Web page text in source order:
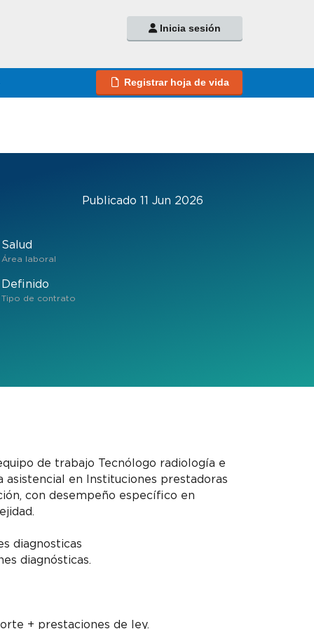
Inicia sesión
Registrar hoja de vida
Publicado 11 Jun 2026
Salud
Área laboral
Definido
Tipo de contrato
de trabajo Tecnólogo radiología e
asistencial en Instituciones prestadoras
con desempeño específico en
diagnosticas
diagnósticas.
+ prestaciones de ley.